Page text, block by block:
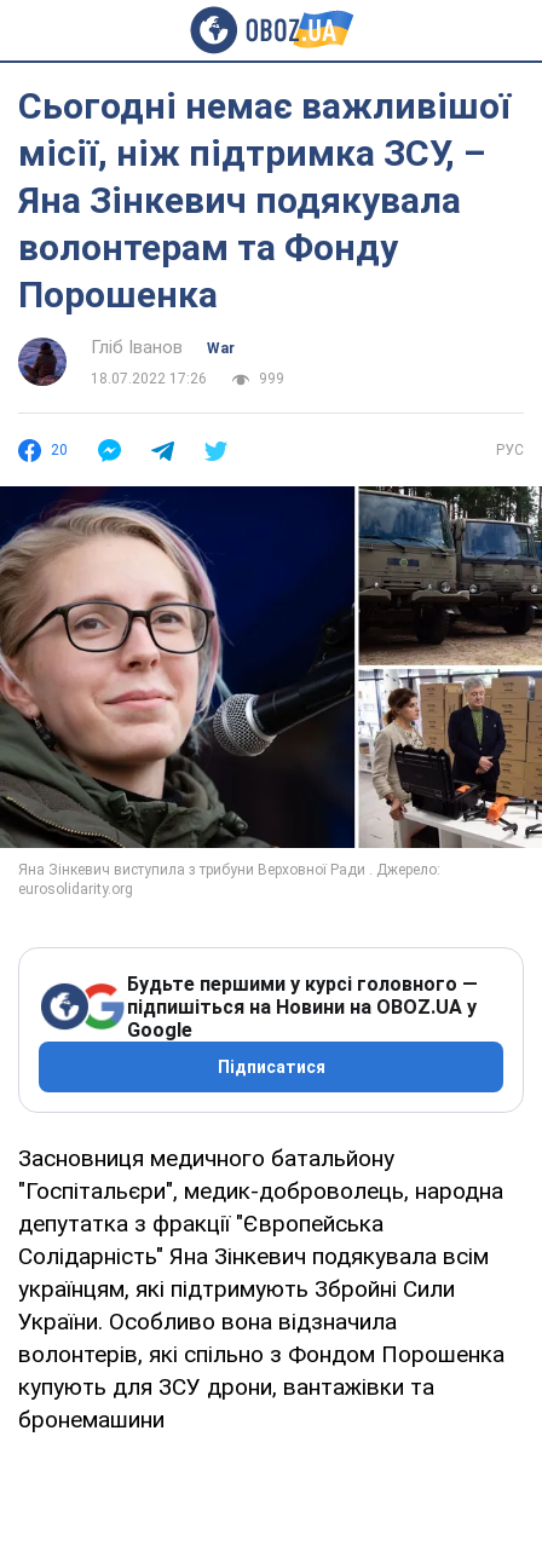
Сьогодні немає важливішої
місії, ніж підтримка ЗСУ, –
Яна Зінкевич подякувала
волонтерам та Фонду
Порошенка
Гліб Іванов
War
18.07.2022 17:26
999
20 РУС
Будьте першими у курсі головного —
підпишіться на Новини на OBOZ.UA у
Google
Підписатися
Засновниця медичного батальйону
"Госпітальєри", медик-доброволець, народна
депутатка з фракції "Європейська
Солідарність" Яна Зінкевич подякувала всім
українцям, які підтримують Збройні Сили
України. Особливо вона відзначила
волонтерів, які спільно з Фондом Порошенка
купують для ЗСУ дрони, вантажівки та
бронемашини